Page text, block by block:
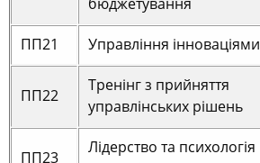
ПП21 Управління інноваціями
ПП22
Тренінг з прийняття
управлінських рішень
ПП23
Лідерство та психологія